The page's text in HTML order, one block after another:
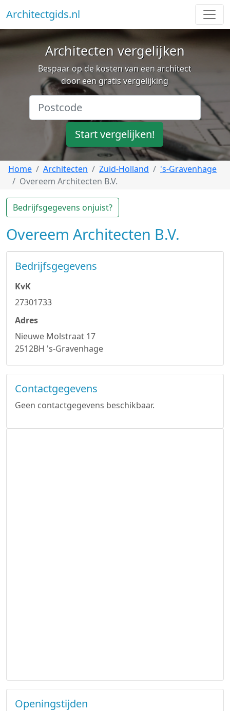
Architectgids.nl
Architecten vergelijken
Bespaar op de kosten van een architect
door een gratis vergelijking
Start vergelijken!
Home Architecten Zuid-Holland
's-Gravenhage
Overeem Architecten B.V.
Bedrijfsgegevens onjuist?
Overeem Architecten B.V.
Bedrijfsgegevens
KvK
27301733
Adres
Nieuwe Molstraat 17
2512BH 's-Gravenhage
Contactgegevens
Geen contactgegevens beschikbaar.
Openingstijden